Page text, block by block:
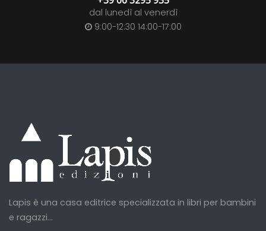
dal lunedì al venerdì
9:00-12:30 14:00-17:00
Lapis è una casa editrice specializzata in libri per bambini
e ragazzi...